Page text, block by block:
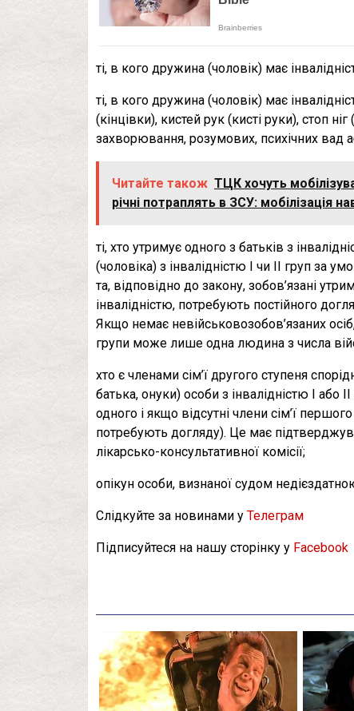
ті, в кого дружина (чоловік) має
ті, в кого дружина (чоловік) має
(кінцівки), кистей рук (кисті руки), стоп
захворювання, розумових, психічних вад
Читайте також ТЦК хочуть
річні потраплять в ЗСУ: мобілізація
ті, хто утримує одного з батьків з
(чоловіка) з інвалідністю І чи ІІ груп за
та, відповідно до закону, зобов’язані
інвалідністю, потребують постійного
Якщо немає невійськовозобов’язаних
групи може лише одна людина з числа
хто є членами сім’ї другого ступеня
батька, онуки) особи з інвалідністю I або
одного і якщо відсутні члени сім’ї
потребують догляду). Це має
лікарсько-консультативної комісії;
опікун особи, визнаної судом
Слідкуйте за новинами у Телеграм
Підписуйтеся на нашу сторінку у Facebook